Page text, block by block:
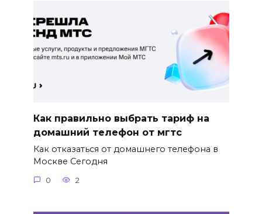
Как правильно выбрать тариф на
домашний телефон от мгтс
Как отказаться от домашнего телефона в
Москве Сегодня
0 2